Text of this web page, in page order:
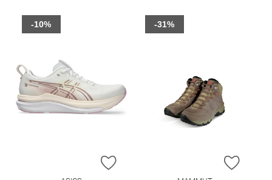
ZUR WUNSCHLISTE HINZUFÜGEN
-10%
ZUR
-31%